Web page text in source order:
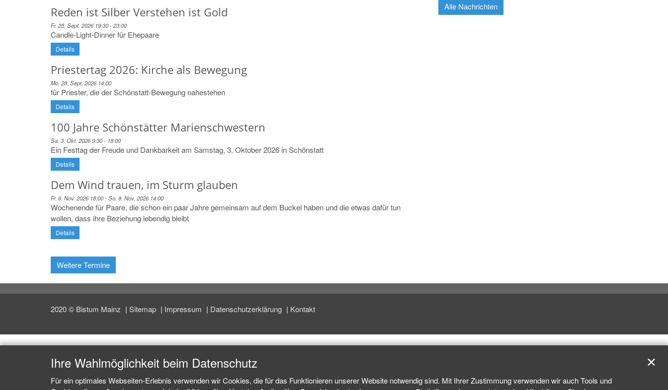
Reden ist Silber Verstehen ist Gold
Fr. 25. Sept. 2026 19:30 - 23:00
Candle-Light-Dinner für Ehepaare
Details
Priestertag 2026: Kirche als Bewegung
Mo. 28. Sept. 2026 14:00
für Priester, die der Schönstatt-Bewegung nahestehen
Details
100 Jahre Schönstätter Marienschwestern
Sa. 3. Okt. 2026 9:30 - 18:00
Ein Festtag der Freude und Dankbarkeit am Samstag, 3. Oktober 2026 in Schönstatt
Details
Dem Wind trauen, im Sturm glauben
Fr. 6. Nov. 2026 18:00 - So. 8. Nov. 2026 14:00
Wochenende für Paare, die schon ein paar Jahre gemeinsam auf dem Buckel haben und die etwas dafür tun
wollen, dass ihre Beziehung lebendig bleibt
Details
Weitere Termine
Alle Nachrichten
2020 © Bistum Mainz Sitemap Impressum Datenschutzerklärung Kontakt
Ihre Wahlmöglichkeit beim Datenschutz
Für ein optimales Webseiten-Erlebnis verwenden wir Cookies, die für das Funktionieren unserer Website notwendig sind. Mit Ihrer Zustimmung verwenden wir auch Tools und
✕